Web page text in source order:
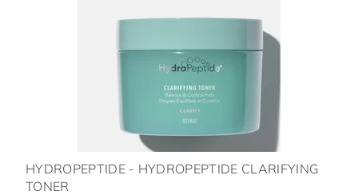
HYDROPEPTIDE - HYDROPEPTIDE CLARIFYING
TONER